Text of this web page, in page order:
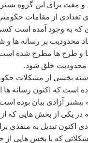
و مفت برای این گروه
تعدادی از مقامات
که به وجود آمده است
محدودیت بر رسانه
ها و طرح ها مطرح شده
محدودیت خلق شود.
بخشی از مشکلات
است که اکنون رسانه ها
آزادی بیان بوده
یکی از بخش هایی که
اکنون تبدیل به منفذی
که با بخش هایی از